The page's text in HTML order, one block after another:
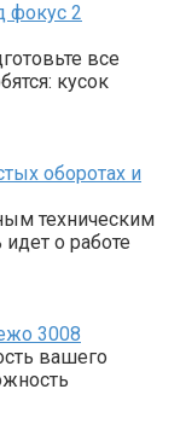
фокус 2
все
кусок
оборотах и
техническим
о работе
3008
вашего